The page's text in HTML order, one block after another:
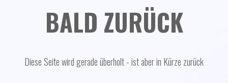
BALD ZURÜCK
Diese Seite wird gerade überholt - ist aber in Kürze zurück